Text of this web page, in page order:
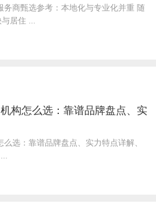
务商甄选参考：本地化与专业化并重 随
居住 ...
构怎么选：靠谱品牌盘点、实
选：靠谱品牌盘点、实力特点详解、